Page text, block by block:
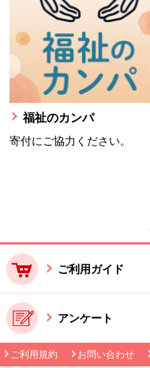
福祉のカンパ
寄付にご協力ください。
ご利用ガイド
アンケート
ご利用規約 お問い合わせ